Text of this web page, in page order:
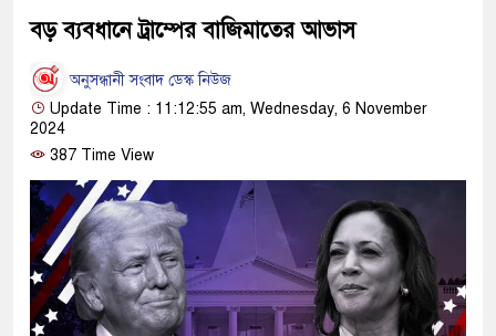
বড় ব্যবধানে ট্রাম্পের বাজিমাতের আভাস
অনুসন্ধানী সংবাদ ডেস্ক নিউজ
Update Time : 11:12:55 am, Wednesday, 6 November
2024
387 Time View